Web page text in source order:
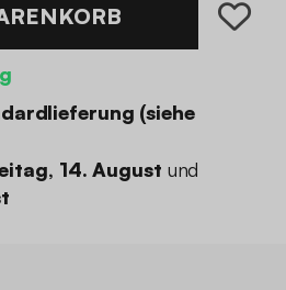
(siehe
14. August und